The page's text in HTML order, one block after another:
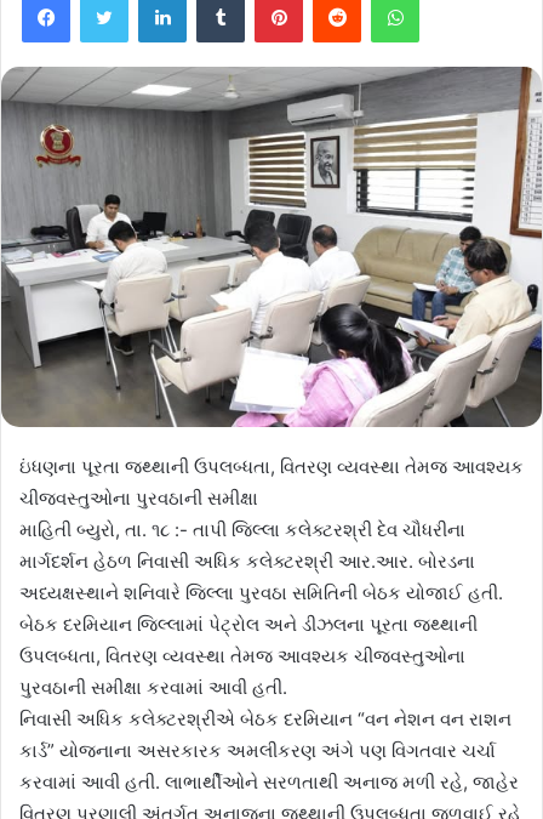
ઇંધણના પૂરતા જથ્થાની ઉપલબ્ધતા, વિતરણ વ્યવસ્થા તેમજ આવશ્યક
ચીજવસ્તુઓના પુરવઠાની સમીક્ષા
માહિતી બ્યુરો, તા. ૧૮ :- તાપી જિલ્લા કલેક્ટરશ્રી દેવ ચૌધરીના
માર્ગદર્શન હેઠળ નિવાસી અધિક કલેક્ટરશ્રી આર.આર. બોરડના
અધ્યક્ષસ્થાને શનિવારે જિલ્લા પુરવઠા સમિતિની બેઠક યોજાઈ હતી.
બેઠક દરમિયાન જિલ્લામાં પેટ્રોલ અને ડીઝલના પૂરતા જથ્થાની
ઉપલબ્ધતા, વિતરણ વ્યવસ્થા તેમજ આવશ્યક ચીજવસ્તુઓના
પુરવઠાની સમીક્ષા કરવામાં આવી હતી.
નિવાસી અધિક કલેક્ટરશ્રીએ બેઠક દરમિયાન “વન નેશન વન રાશન
કાર્ડ” યોજનાના અસરકારક અમલીકરણ અંગે પણ વિગતવાર ચર્ચા
કરવામાં આવી હતી. લાભાર્થીઓને સરળતાથી અનાજ મળી રહે, જાહેર
વિતરણ પ્રણાલી અંતર્ગત અનાજના જથ્થાની ઉપલબ્ધતા જળવાઈ રહે